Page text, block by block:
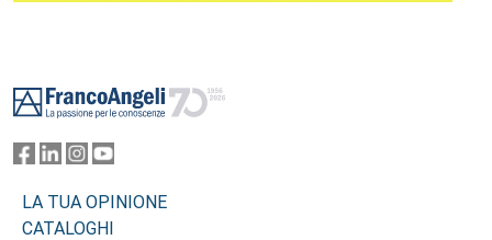
LA TUA OPINIONE
CATALOGHI